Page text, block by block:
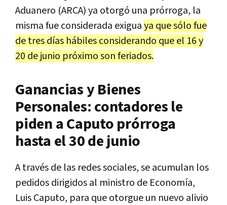
Aduanero (ARCA) ya otorgó una prórroga, la
misma fue considerada exiguaya que sólo fue
de tres días hábiles considerando que el 16 y
20 de junio próximo son feriados.
Ganancias y Bienes
Personales: contadores le
piden a Caputo prórroga
hasta el 30 de junio
A través de las redes sociales, se acumulan los
pedidos dirigidos al ministro de Economía,
Luis Caputo, para que otorgue un nuevo alivio